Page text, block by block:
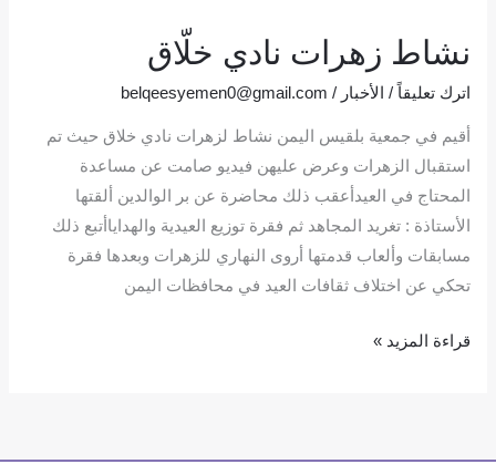
نشاط زهرات نادي خلّاق
اترك تعليقاً / الأخبار /
belqeesyemen0@gmail.com
أقيم في جمعية بلقيس اليمن نشاط لزهرات نادي خلاق حيث تم
استقبال الزهرات وعرض عليهن فيديو صامت عن مساعدة
المحتاج في العيدأعقب ذلك محاضرة عن بر الوالدين ألقتها
الأستاذة : تغريد المجاهد ثم فقرة توزيع العيدية والهداياأتبع ذلك
مسابقات وألعاب قدمتها أروى النهاري للزهرات وبعدها فقرة
تحكي عن اختلاف ثقافات العيد في محافظات اليمن
نادي
قراءة المزيد »